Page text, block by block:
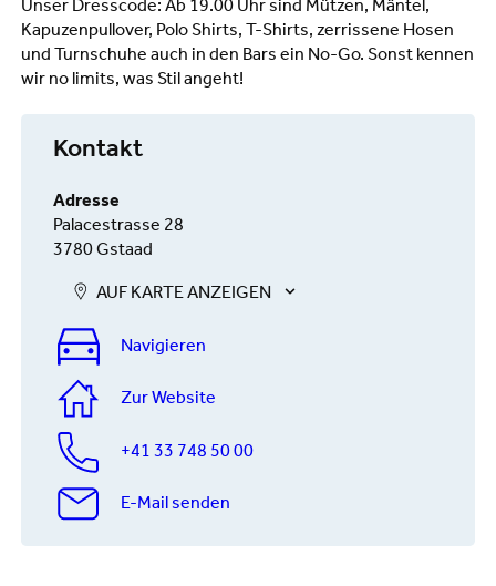
Unser Dresscode: Ab 19.00 Uhr sind Mützen, Mäntel,
Kapuzenpullover, Polo Shirts, T-Shirts, zerrissene Hosen
und Turnschuhe auch in den Bars ein No-Go. Sonst kennen
wir no limits, was Stil angeht!
Kontakt
Adresse
Palacestrasse 28
3780 Gstaad
AUF KARTE ANZEIGEN
Navigieren
Zur Website
+41 33 748 50 00
E-Mail senden